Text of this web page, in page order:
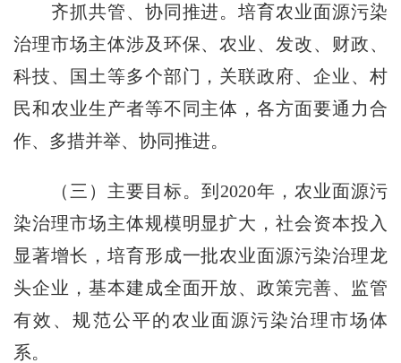
齐抓共管、协同推进。培育农业面源污染
治理市场主体涉及环保、农业、发改、财政、
科技、国土等多个部门，关联政府、企业、村
民和农业生产者等不同主体，各方面要通力合
作、多措并举、协同推进。
（三）主要目标。到2020年，农业面源污
染治理市场主体规模明显扩大，社会资本投入
显著增长，培育形成一批农业面源污染治理龙
头企业，基本建成全面开放、政策完善、监管
有效、规范公平的农业面源污染治理市场体
系。